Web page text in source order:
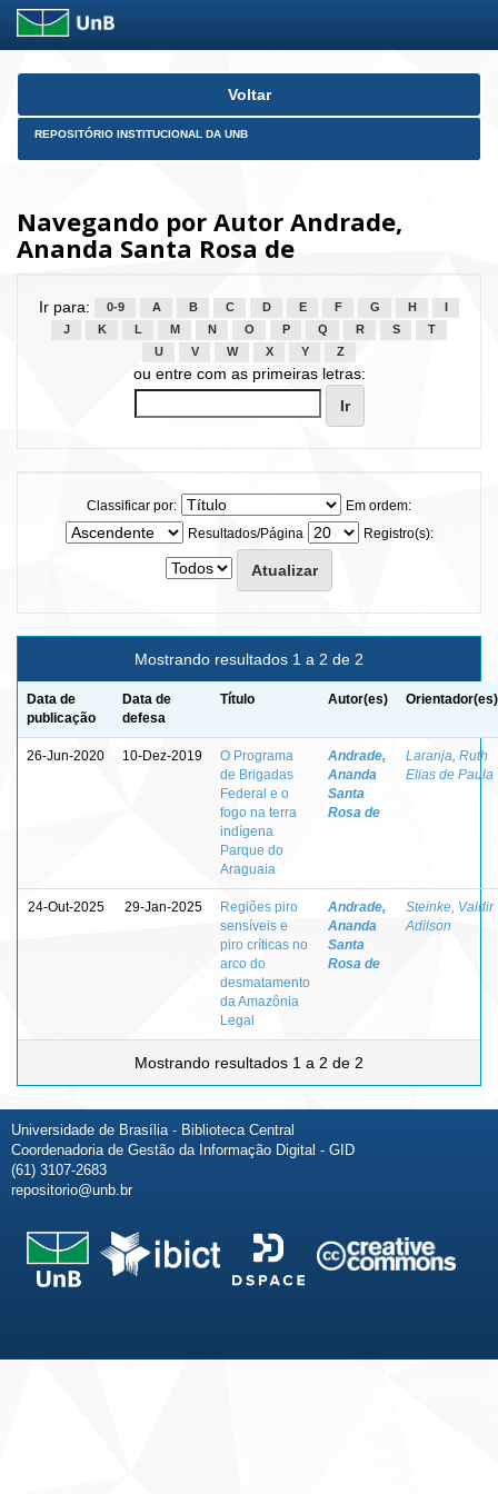
Skip
Voltar
REPOSITÓRIO INSTITUCIONAL DA UNB
Navegando por Autor Andrade,
Ananda Santa Rosa de
Ir para: 0-9 A B C D E F G H
J
K L M N O P Q R S
T
U
V W X Y Z
ou entre com as primeiras letras:
Classificar por:
Em ordem:
Resultados/Página
Registro(s):
Mostrando resultados 1 a 2 de 2
Data de
publicação
Data de
defesa
Título Autor(es) Orientador(es)
26-Jun-2020 10-Dez-2019
O Programa
de Brigadas
Federal e o
fogo na terra
indígena
Parque do
Araguaia
Andrade,
Ananda
Santa
Rosa de
Laranja, Ruth
Elias de Paula
24-Out-2025 29-Jan-2025
Regiões piro
sensíveis e
piro críticas no
arco do
desmatamento
da Amazônia
Legal
Andrade,
Ananda
Santa
Rosa de
Steinke, Valdir
Adilson
Mostrando resultados 1 a 2 de 2
Universidade de Brasília - Biblioteca Central
Coordenadoria de Gestão da Informação Digital - GID
(61) 3107-2683
repositorio@unb.br